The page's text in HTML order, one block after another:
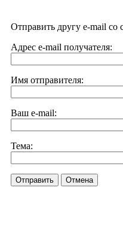
Отправить другу e-mail со
Адрес e-mail получателя:
Имя отправителя:
Ваш e-mail:
Тема:
Отправить Отмена